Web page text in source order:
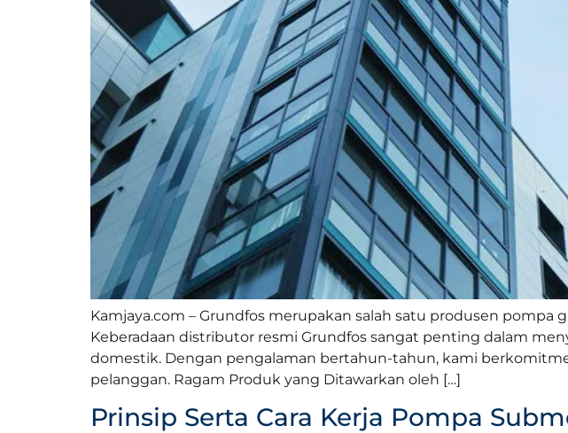
Kamjaya.com – Grundfos merupakan salah satu produsen
Keberadaan distributor resmi Grundfos sangat penting dalam
domestik. Dengan pengalaman bertahun-tahun, kami
pelanggan. Ragam Produk yang Ditawarkan oleh […]
Prinsip Serta Cara Kerja Pompa